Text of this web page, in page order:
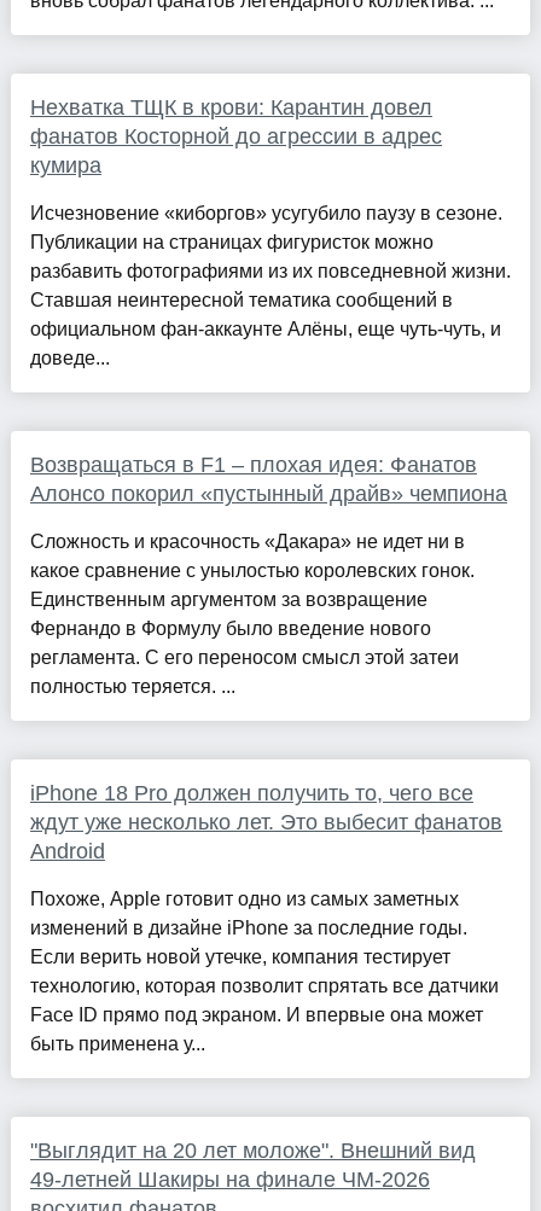
Нехватка ТЩК в крови: Карантин довел
фанатов Косторной до агрессии в адрес
кумира
Исчезновение «киборгов» усугубило паузу в сезоне.
Публикации на страницах фигуристок можно
разбавить фотографиями из их повседневной жизни.
Ставшая неинтересной тематика сообщений в
официальном фан-аккаунте Алёны, еще чуть-чуть, и
доведе...
Возвращаться в F1 – плохая идея: Фанатов
Алонсо покорил «пустынный драйв» чемпиона
Сложность и красочность «Дакара» не идет ни в
какое сравнение с унылостью королевских гонок.
Единственным аргументом за возвращение
Фернандо в Формулу было введение нового
регламента. С его переносом смысл этой затеи
полностью теряется. ...
iPhone 18 Pro должен получить то, чего все
ждут уже несколько лет. Это выбесит фанатов
Android
Похоже, Apple готовит одно из самых заметных
изменений в дизайне iPhone за последние годы.
Если верить новой утечке, компания тестирует
технологию, которая позволит спрятать все датчики
Face ID прямо под экраном. И впервые она может
быть применена у...
"Выглядит на 20 лет моложе". Внешний вид
49-летней Шакиры на финале ЧМ-2026